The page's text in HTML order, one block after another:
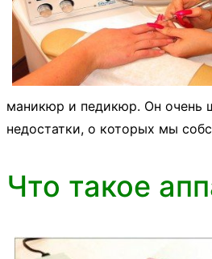
маникюр и педикюр. Он очень
недостатки, о которых мы
Что такое